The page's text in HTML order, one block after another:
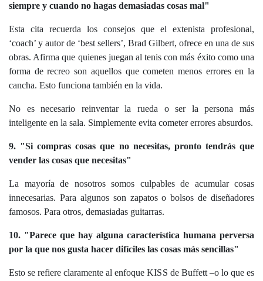
siempre y cuando no hagas demasiadas cosas mal"
Esta cita recuerda los consejos que el extenista profesional,
‘coach’ y autor de ‘best sellers’, Brad Gilbert, ofrece en una de sus
obras. Afirma que quienes juegan al tenis con más éxito como una
forma de recreo son aquellos que cometen menos errores en la
cancha. Esto funciona también en la vida.
No es necesario reinventar la rueda o ser la persona más
inteligente en la sala. Simplemente evita cometer errores absurdos.
9. "Si compras cosas que no necesitas, pronto tendrás que
vender las cosas que necesitas"
La mayoría de nosotros somos culpables de acumular cosas
innecesarias. Para algunos son zapatos o bolsos de diseñadores
famosos. Para otros, demasiadas guitarras.
10. "Parece que hay alguna característica humana perversa
por la que nos gusta hacer difíciles las cosas más sencillas"
Esto se refiere claramente al enfoque KISS de Buffett –o lo que es